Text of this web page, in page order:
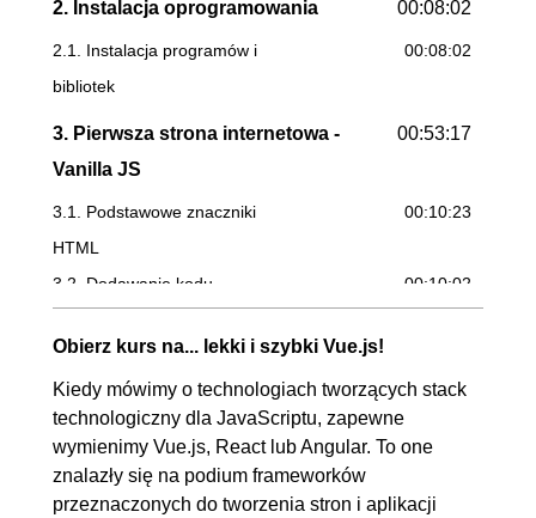
2. Instalacja oprogramowania 00:08:02
2.1. Instalacja programów i
bibliotek
00:08:02
3. Pierwsza strona internetowa -
Vanilla JS
00:53:17
3.1. Podstawowe znaczniki
HTML
00:10:23
3.2. Dodawanie kodu
00:10:02
3.3. Tworzenie i wyświetlanie
elementów listy
3.4. Zarządzanie elementami
listy
3.5. Pierwsze kroki w CSS 00:13:09
Obierz kurs na... lekki i szybki Vue.js!
Kiedy mówimy o technologiach tworzących stack
technologiczny dla JavaScriptu, zapewne
wymienimy Vue.js, React lub Angular. To one
znalazły się na podium frameworków
przeznaczonych do tworzenia stron i aplikacji